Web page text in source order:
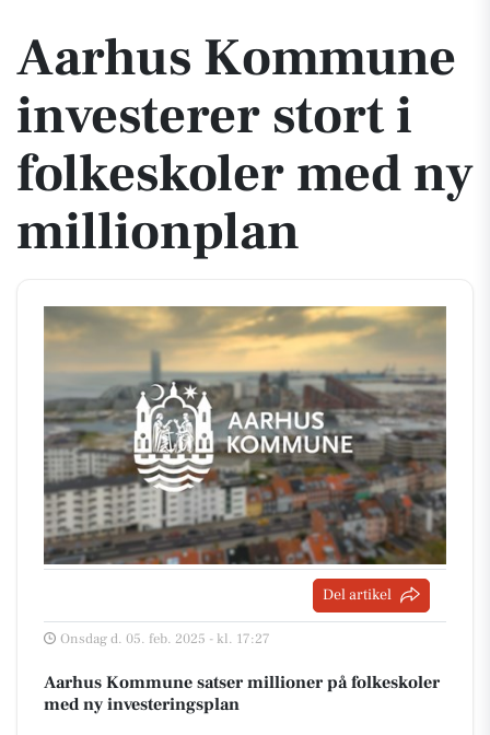
Aarhus Kommune
investerer stort i
folkeskoler med ny
millionplan
Del artikel
Onsdag d. 05. feb. 2025 - kl. 17:27
Aarhus Kommune satser millioner på folkeskoler
med ny investeringsplan